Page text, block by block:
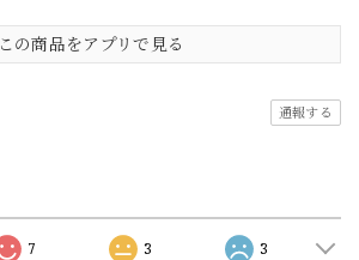
この商品をアプリで見る
通報する
7 3 3